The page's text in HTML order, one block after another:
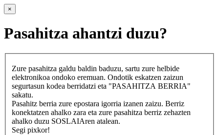
×
Pasahitza ahantzi duzu?
Zure pasahitza galdu baldin baduzu, sartu zure helbide
elektronikoa ondoko eremuan. Ondotik eskatzen zaizun
segurtasun kodea berridatzi eta "PASAHITZA BERRIA"
sakatu.
Pasahitz berria zure epostara igorria izanen zaizu. Berriz
konektatzen ahalko zara eta zure pasahitza berriz zehazten
ahalko duzu SOSLAIAren atalean.
Segi pixkor!